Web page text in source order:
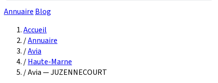
Annuaire Blog
Accueil
/Annuaire
/Avia
/Haute-Marne
/Avia — JUZENNECOURT